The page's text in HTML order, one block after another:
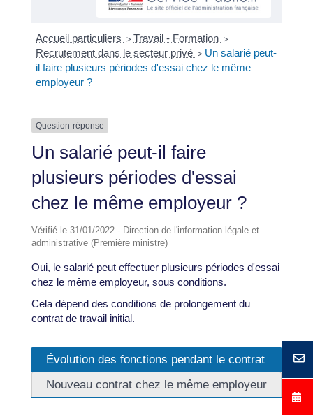
Accueil particuliers > Travail - Formation >
Recrutement dans le secteur privé > Un salarié peut-
il faire plusieurs périodes d'essai chez le même
employeur ?
Question-réponse
Un salarié peut-il faire
plusieurs périodes d'essai
chez le même employeur ?
Vérifié le 31/01/2022 - Direction de l'information légale et
administrative (Première ministre)
Oui, le salarié peut effectuer plusieurs périodes d'essai
chez le même employeur, sous conditions.
Cela dépend des conditions de prolongement du
contrat de travail initial.
Évolution des fonctions pendant le contrat
Nouveau contrat chez le même employeur